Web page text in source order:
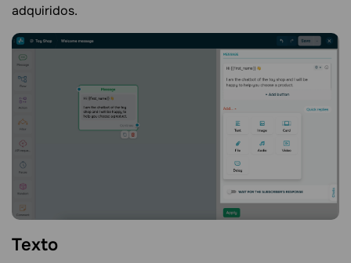
adquiridos.
Texto